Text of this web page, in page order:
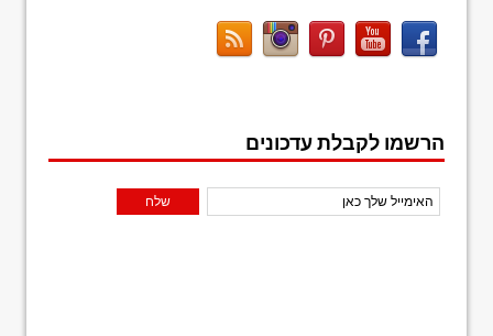
הרשמו לקבלת עדכונים